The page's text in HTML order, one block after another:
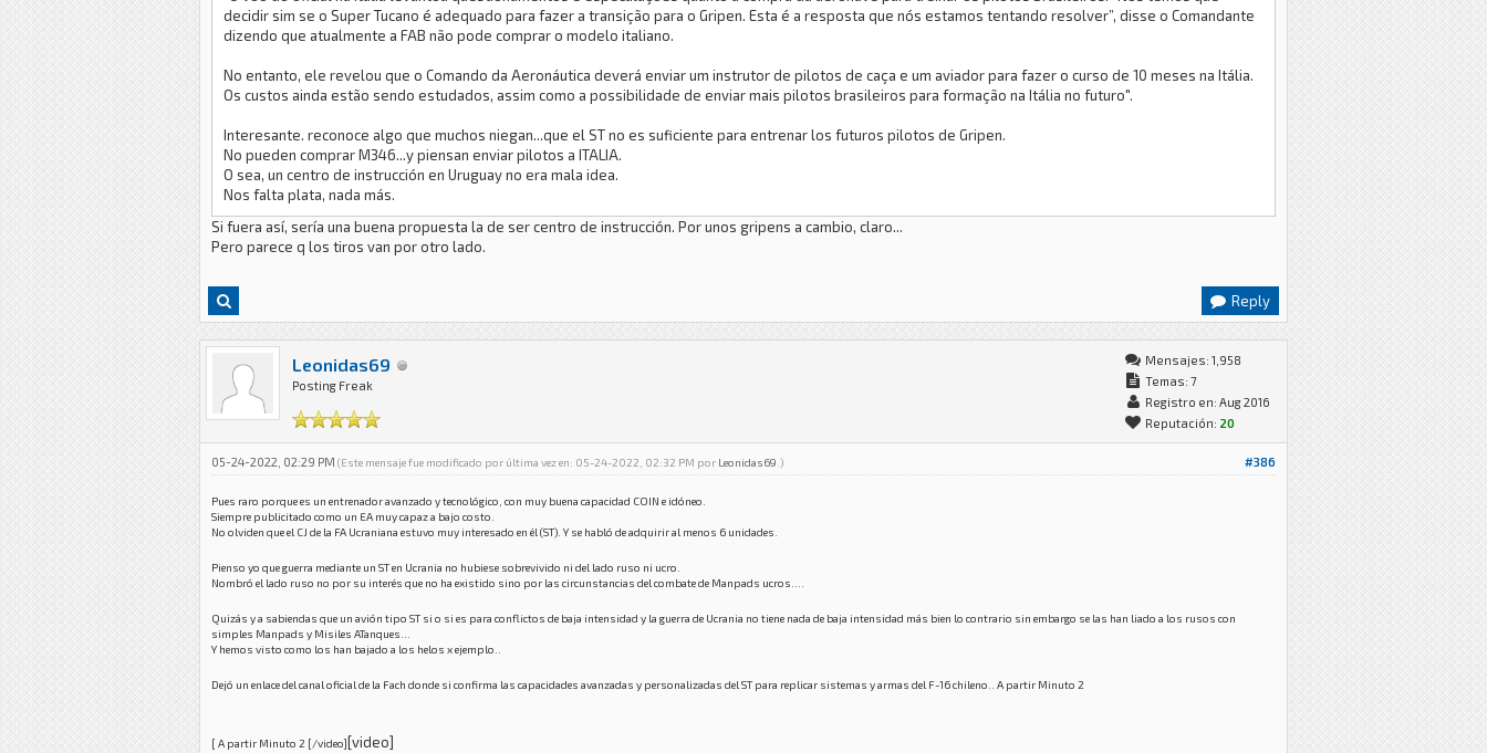
decidir sim se o Super Tucano é adequado para fazer a transição para o Gripen. Esta é a resposta que nós estamos tentando resolver”, disse o Comandante
dizendo que atualmente a FAB não pode comprar o modelo italiano.
No entanto, ele revelou que o Comando da Aeronáutica deverá enviar um instrutor de pilotos de caça e um aviador para fazer o curso de 10 meses na Itália.
Os custos ainda estão sendo estudados, assim como a possibilidade de enviar mais pilotos brasileiros para formação na Itália no futuro".
Interesante. reconoce algo que muchos niegan...que el ST no es suficiente para entrenar los futuros pilotos de Gripen.
No pueden comprar M346...y piensan enviar pilotos a ITALIA.
O sea, un centro de instrucción en Uruguay no era mala idea.
Nos falta plata, nada más.
Si fuera así, sería una buena propuesta la de ser centro de instrucción. Por unos gripens a cambio, claro...
Pero parece q los tiros van por otro lado.
Reply
Leonidas69
Posting Freak
Mensajes: 1,958
Temas: 7
Registro en: Aug 2016
Reputación: 20
#386
05-24-2022, 02:29 PM (Este mensaje fue modificado por última vez en: 05-24-2022, 02:32 PM por Leonidas69 .)
Pues raro porque es un entrenador avanzado y tecnológico, con muy buena capacidad COIN e idóneo.
Siempre publicitado como un EA muy capaz a bajo costo.
No olviden que el CJ de la FA Ucraniana estuvo muy interesado en él (ST). Y se habló de adquirir al menos 6 unidades.
Pienso yo que guerra mediante un ST en Ucrania no hubiese sobrevivido ni del lado ruso ni ucro.
Nombró el lado ruso no por su interés que no ha existido sino por las circunstancias del combate de Manpads ucros....
Quizás y a sabiendas que un avión tipo ST si o si es para conflictos de baja intensidad y la guerra de Ucrania no tiene nada de baja intensidad más bien lo contrario sin embargo se las han liado a los rusos con
simples Manpads y Misiles ATanques...
Y hemos visto como los han bajado a los helos x ejemplo..
Dejó un enlace del canal oficial de la Fach donde si confirma las capacidades avanzadas y personalizadas del ST para replicar sistemas y armas del F-16 chileno.. A partir Minuto 2
[ A partir Minuto 2 [/video][video]